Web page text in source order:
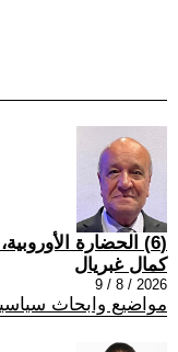
(6) الحضارة الأوروبية، مسيحية أم لامسيحية الهوية
كمال غبريال
2026 / 8 / 9
مواضيع وابحاث